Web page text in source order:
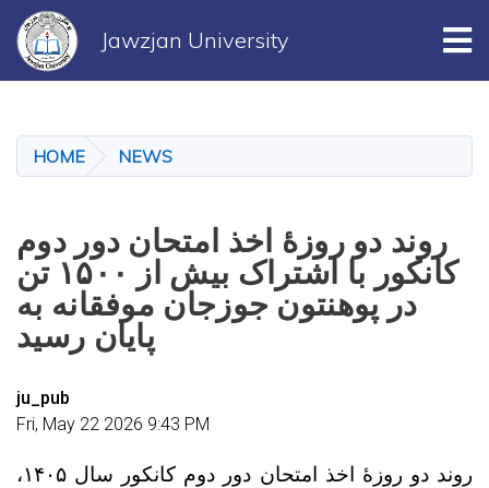
content
Jawzjan University
HOME NEWS
روند دو روزهٔ اخذ امتحان دور دوم
کانکور با اشتراک بیش از ۱۵۰۰ تن
در پوهنتون جوزجان موفقانه به
پایان رسید
ju_pub
Fri, May 22 2026 9:43 PM
روند دو‌ روزهٔ اخذ امتحان دور دوم کانکور سال ۱۴۰۵،